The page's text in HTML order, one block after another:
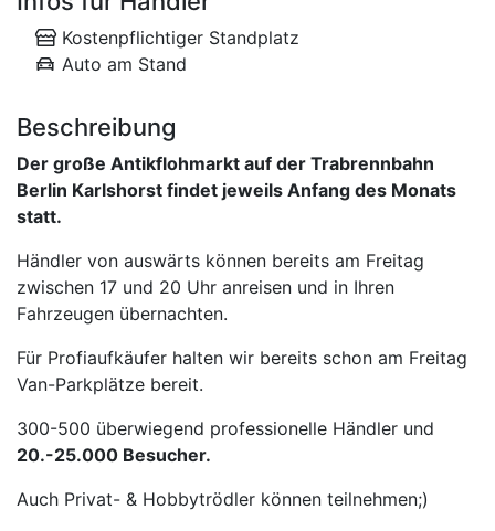
Kostenpflichtiger Standplatz
Auto am Stand
Beschreibung
Der große Antikflohmarkt auf der Trabrennbahn
Berlin Karlshorst findet jeweils Anfang des Monats
statt.
Händler von auswärts können bereits am Freitag
zwischen 17 und 20 Uhr anreisen und in Ihren
Fahrzeugen übernachten.
Für Profiaufkäufer halten wir bereits schon am Freitag
Van-Parkplätze bereit.
300-500 überwiegend professionelle Händler und
20.-25.000 Besucher.
Auch Privat- & Hobbytrödler können teilnehmen;)